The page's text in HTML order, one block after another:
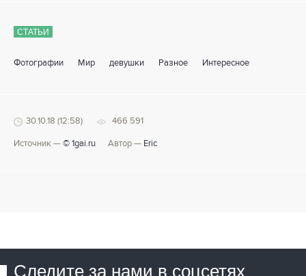
СТАТЬИ
Фотографии Мир девушки Разное Интересное
30.10.18 (12:58) 466 591
Источник — © 1gai.ru Автор — Eric
Следите за нами в соцсетях